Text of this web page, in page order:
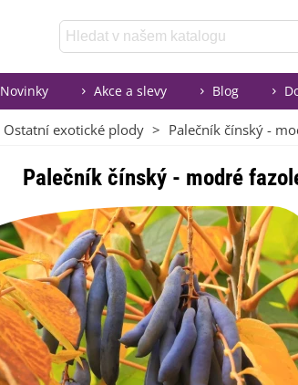
Novinky Akce a slevy Blog
Ostatní exotické plody > Palečník čínský -
Palečník čínský - modré